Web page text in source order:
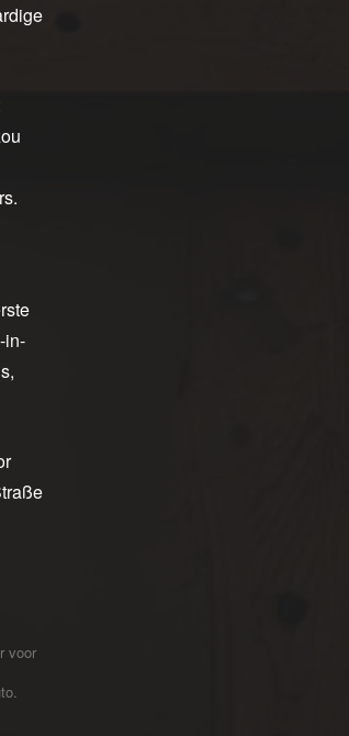
in-
voor